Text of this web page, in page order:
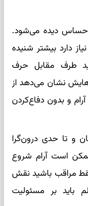
حساس دیده می‌شود.
دارد بیشتر شنیده
طرف مقابل حرف
نشان می‌دهد از
و بدون دفاع‌کردن
و تا حدی درون‌گرا
است آرام شروع
مراقب باشید نقش
باید بر مسئولیت